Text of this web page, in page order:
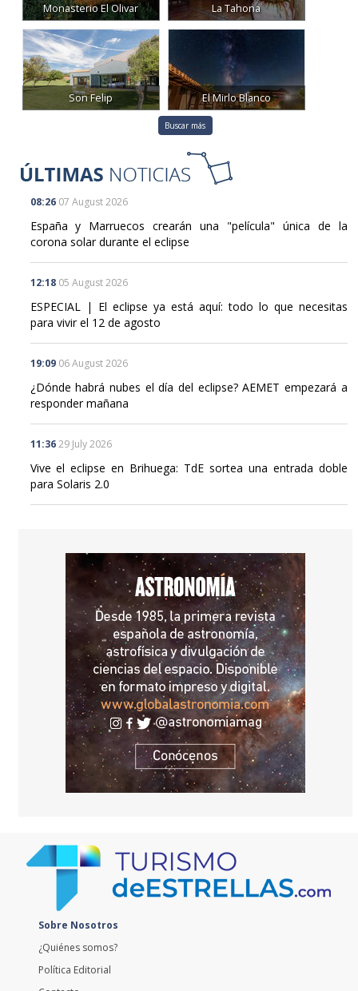
Monasterio El Olivar La Tahona
Son Felip El Mirlo Blanco
Buscar más
08:26 07 August 2026
España y Marruecos crearán una "película" única de la
corona solar durante el eclipse
12:18 05 August 2026
ESPECIAL | El eclipse ya está aquí: todo lo que necesitas
para vivir el 12 de agosto
19:09 06 August 2026
¿Dónde habrá nubes el día del eclipse? AEMET empezará a
responder mañana
11:36 29 July 2026
Vive el eclipse en Brihuega: TdE sortea una entrada doble
para Solaris 2.0
Sobre Nosotros
¿Quiénes somos?
Política Editorial